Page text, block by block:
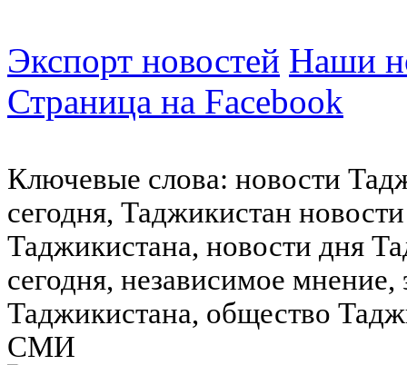
Экспорт новостей Наши
Страница на Facebook
Ключевые слова: новости
сегодня, Таджикистан
Таджикистана, новости дня
сегодня, независимое
Таджикистана, общество
СМИ